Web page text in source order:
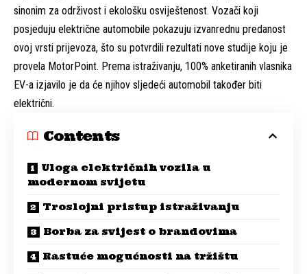
sinonim za održivost i ekološku osviještenost. Vozači koji
posjeduju električne automobile pokazuju izvanrednu predanost
ovoj vrsti prijevoza, što su potvrdili rezultati nove studije koju je
provela MotorPoint. Prema istraživanju, 100% anketiranih vlasnika
EV-a izjavilo je da će njihov sljedeći automobil također biti
električni.
Contents
Uloga električnih vozila u
modernom svijetu
Troslojni pristup istraživanju
Borba za svijest o brandovima
Rastuće mogućnosti na tržištu